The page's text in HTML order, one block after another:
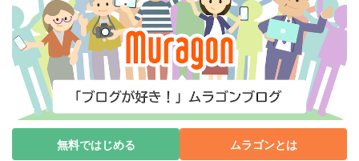
無料ではじめる ムラゴンとは